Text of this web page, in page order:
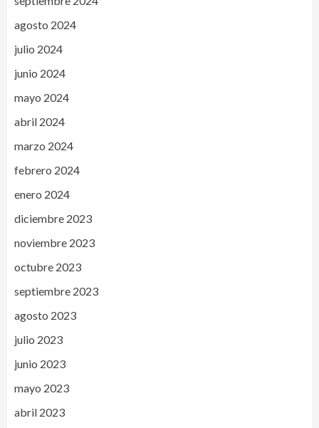
agosto 2024
julio 2024
junio 2024
mayo 2024
abril 2024
marzo 2024
febrero 2024
enero 2024
diciembre 2023
noviembre 2023
octubre 2023
septiembre 2023
agosto 2023
julio 2023
junio 2023
mayo 2023
abril 2023